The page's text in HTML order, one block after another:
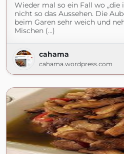
Wieder mal so ein Fall wo „die
nicht so das Aussehen. Die
beim Garen sehr weich und
Mischen (...)
cahama
cahama.wordpress.com